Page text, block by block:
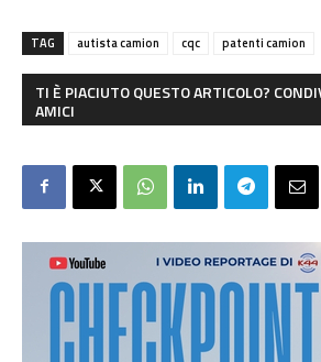
TAG autista camion cqc patenti camion
TI È PIACIUTO QUESTO ARTICOLO?
AMICI